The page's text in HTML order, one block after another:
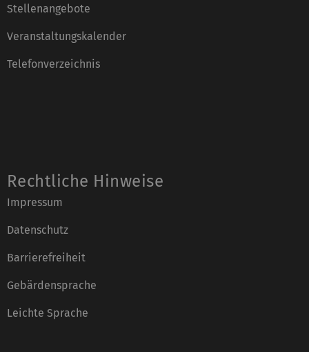
Stellenangebote
Veranstaltungskalender
Telefonverzeichnis
Rechtliche Hinweise
Impressum
Datenschutz
Barrierefreiheit
Gebärdensprache
Leichte Sprache